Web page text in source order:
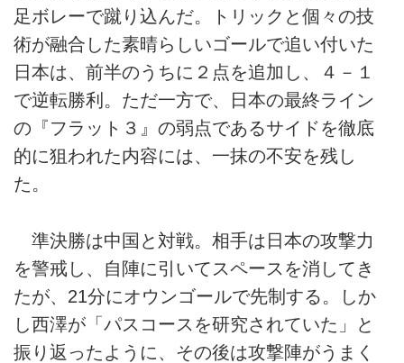
足ボレーで蹴り込んだ。トリックと個々の技
術が融合した素晴らしいゴールで追い付いた
日本は、前半のうちに２点を追加し、４－１
で逆転勝利。ただ一方で、日本の最終ライン
の『フラット３』の弱点であるサイドを徹底
的に狙われた内容には、一抹の不安を残し
た。
準決勝は中国と対戦。相手は日本の攻撃力
を警戒し、自陣に引いてスペースを消してき
たが、21分にオウンゴールで先制する。しか
し西澤が「パスコースを研究されていた」と
振り返ったように、その後は攻撃陣がうまく